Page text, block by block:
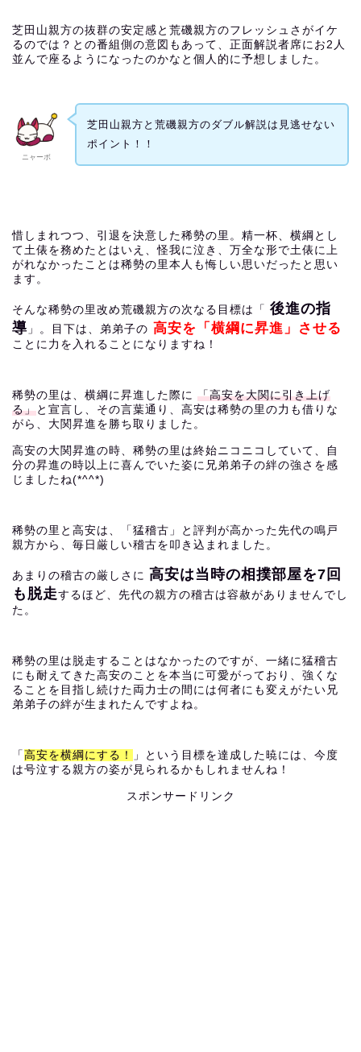
芝田山親方の抜群の安定感と荒磯親方のフレッシュさがイケ
るのでは？との番組側の意図もあって、正面解説者席にお2人
並んで座るようになったのかなと個人的に予想しました。
ニャーボ
芝田山親方と荒磯親方のダブル解説は見逃せない
ポイント！！
惜しまれつつ、引退を決意した稀勢の里。精一杯、横綱とし
て土俵を務めたとはいえ、怪我に泣き、万全な形で土俵に上
がれなかったことは稀勢の里本人も悔しい思いだったと思い
ます。
そんな稀勢の里改め荒磯親方の次なる目標は「 後進の指
導 」。目下は、弟弟子の 高安を「横綱に昇進」させる
ことに力を入れることになりますね！
稀勢の里は、横綱に昇進した際に 「高安を大関に引き上げ
る」と宣言し、その言葉通り、高安は稀勢の里の力も借りな
がら、大関昇進を勝ち取りました。
高安の大関昇進の時、稀勢の里は終始ニコニコしていて、自
分の昇進の時以上に喜んでいた姿に兄弟弟子の絆の強さを感
じましたね(*^^*)
稀勢の里と高安は、「猛稽古」と評判が高かった先代の鳴戸
親方から、毎日厳しい稽古を叩き込まれました。
あまりの稽古の厳しさに 高安は当時の相撲部屋を7回
も脱走するほど、先代の親方の稽古は容赦がありませんでし
た。
稀勢の里は脱走することはなかったのですが、一緒に猛稽古
にも耐えてきた高安のことを本当に可愛がっており、強くな
ることを目指し続けた両力士の間には何者にも変えがたい兄
弟弟子の絆が生まれたんですよね。
「 高安を横綱にする！
」という目標を達成した暁には、今度
は号泣する親方の姿が見られるかもしれませんね！
スポンサードリンク